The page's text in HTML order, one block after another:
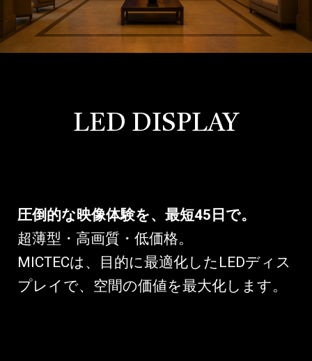
LED DISPLAY
圧倒的な映像体験を、最短45日で。
超薄型・高画質・低価格。
MICTECは、目的に最適化したLEDディス
プレイで、空間の価値を最大化します。